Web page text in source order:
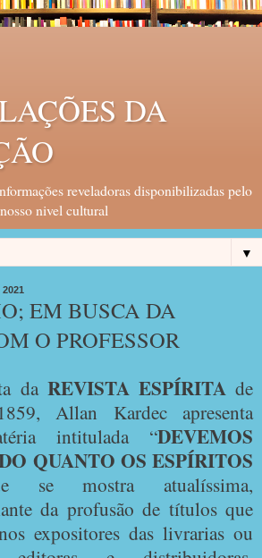
DA
reveladoras disponibilizadas pelo
nivel cultural
▼
EM BUSCA DA
O PROFESSOR
da REVISTA ESPÍRITA de
Allan Kardec apresenta
intitulada “DEVEMOS
QUANTO OS ESPÍRITOS
se mostra atualíssima,
da profusão de títulos que
expositores das livrarias ou